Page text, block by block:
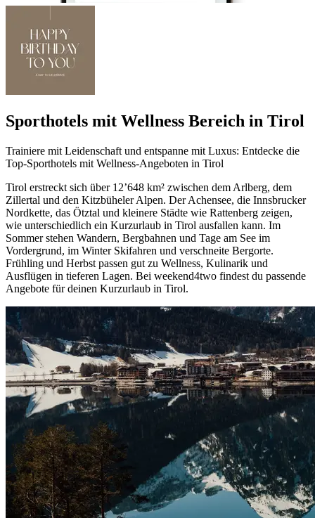
Sporthotels mit Wellness Bereich in Tirol
Trainiere mit Leidenschaft und entspanne mit Luxus: Entdecke die
Top-Sporthotels mit Wellness-Angeboten in Tirol
Tirol erstreckt sich über 12’648 km² zwischen dem Arlberg, dem
Zillertal und den Kitzbüheler Alpen. Der Achensee, die Innsbrucker
Nordkette, das Ötztal und kleinere Städte wie Rattenberg zeigen,
wie unterschiedlich ein Kurzurlaub in Tirol ausfallen kann. Im
Sommer stehen Wandern, Bergbahnen und Tage am See im
Vordergrund, im Winter Skifahren und verschneite Bergorte.
Frühling und Herbst passen gut zu Wellness, Kulinarik und
Ausflügen in tieferen Lagen. Bei weekend4two findest du passende
Angebote für deinen Kurzurlaub in Tirol.